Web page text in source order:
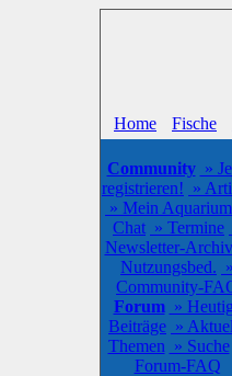
Home Fische
Community »
registrieren! »
» Mein Aquarium
Chat » Termine
Newsletter-Archiv
Nutzungsbed. »
Community-
Forum »
Beiträge »
Themen » Suche
Forum-FAQ